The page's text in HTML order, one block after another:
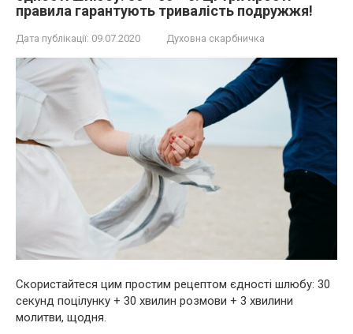
правила гарантують тривалість подружжя!
Дата публікації: 09.07.2020 Духовна скарбничка
Скористайтеся цим простим рецептом єдності шлюбу: 30
секунд поцілунку + 30 хвилин розмови + 3 хвилини
молитви, щодня.